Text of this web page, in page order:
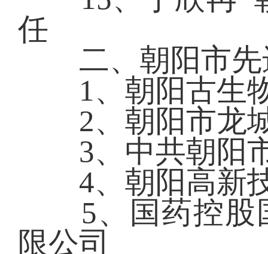
任
二、朝阳市先
1、朝阳古生
2、朝阳市龙
3、中共朝阳市
4、朝阳高新技
5、国药控股
限公司